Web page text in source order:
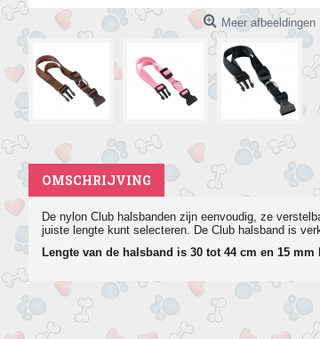
Meer afbeeldingen
OMSCHRIJVING
De nylon Club halsbanden zijn eenvoudig, ze
juiste lengte kunt selecteren. De Club halsband is
Lengte van de halsband is 30 tot 44 cm en 15 mm